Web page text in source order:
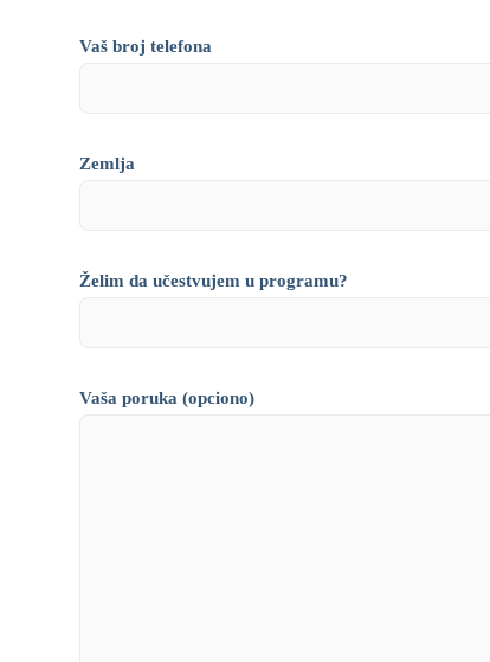
Vaš broj telefona
Zemlja
Želim da učestvujem u programu?
Vaša poruka (opciono)